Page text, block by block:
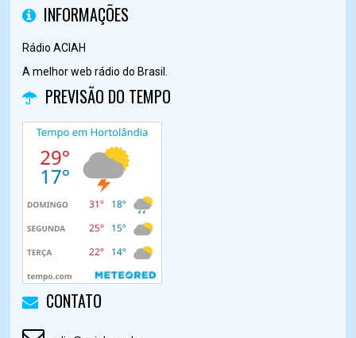
INFORMAÇÕES
Rádio ACIAH
A melhor web rádio do Brasil.
PREVISÃO DO TEMPO
CONTATO